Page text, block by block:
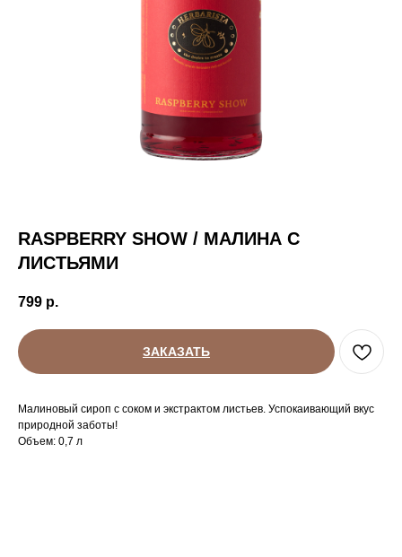
RASPBERRY SHOW / МАЛИНА С
ЛИСТЬЯМИ
799 р.
ЗАКАЗАТЬ
Малиновый сироп с соком и экстрактом листьев. Успокаивающий вкус
природной заботы!
Объем: 0,7 л